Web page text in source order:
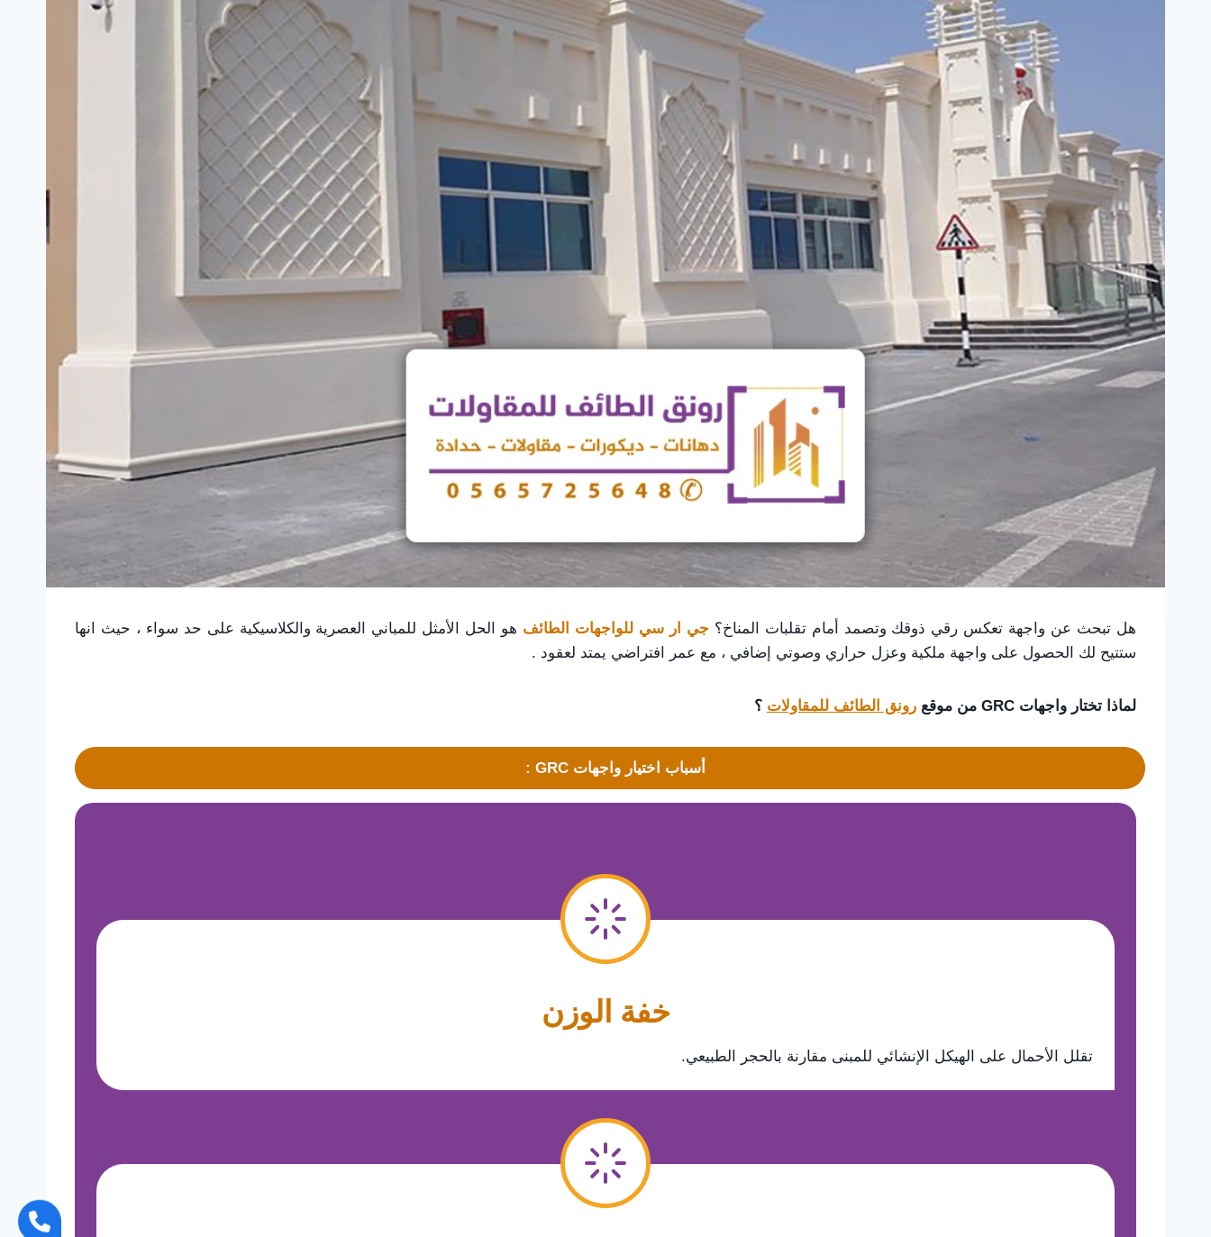
هل تبحث عن واجهة تعكس رقي ذوقك وتصمد أمام تقلبات المناخ؟ جي ار سي للواجهات الطائف هو الحل الأمثل للمباني العصرية والكلاسيكية على حد سواء ، حيث انها
ستتيح لك الحصول على واجهة ملكية وعزل حراري وصوتي إضافي ، مع عمر افتراضي يمتد لعقود .
​لماذا تختار واجهات GRC من موقع رونق الطائف للمقاولات ؟
أسباب اختيار واجهات GRC :
​خفة الوزن
تقلل الأحمال على الهيكل الإنشائي للمبنى مقارنة بالحجر الطبيعي.